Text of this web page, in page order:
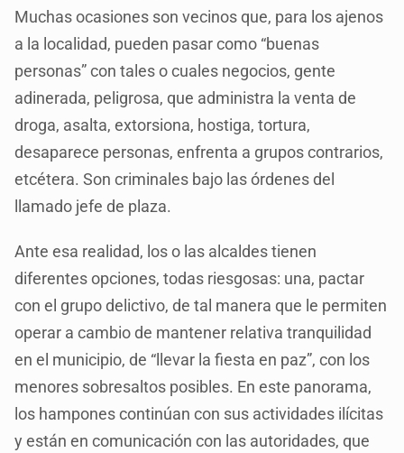
Muchas ocasiones son vecinos que, para los ajenos
a la localidad, pueden pasar como “buenas
personas” con tales o cuales negocios, gente
adinerada, peligrosa, que administra la venta de
droga, asalta, extorsiona, hostiga, tortura,
desaparece personas, enfrenta a grupos contrarios,
etcétera. Son criminales bajo las órdenes del
llamado jefe de plaza.
Ante esa realidad, los o las alcaldes tienen
diferentes opciones, todas riesgosas: una, pactar
con el grupo delictivo, de tal manera que le permiten
operar a cambio de mantener relativa tranquilidad
en el municipio, de “llevar la fiesta en paz”, con los
menores sobresaltos posibles. En este panorama,
los hampones continúan con sus actividades ilícitas
y están en comunicación con las autoridades, que